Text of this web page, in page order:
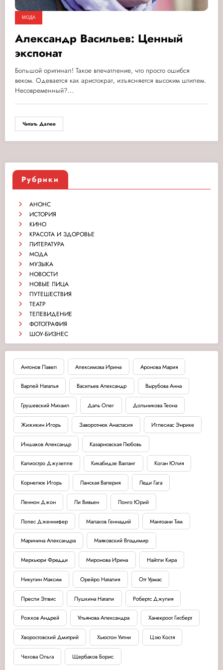
МОДА
Александр Васильев: Ценный
экспонат
Большой оригинал! Такое впечатление, что просто ошибся
веком. Одевается как аристократ, изъясняется высоким штилем.
Несовременный?…
Читать Далее
Рубрики
АНОНС
ИСТОРИЯ
КИНО
КРАСОТА И ЗДОРОВЬЕ
ЛИТЕРАТУРА
МОДА
МУЗЫКА
НОВОСТИ
НОВЫЕ ЛИЦА
ПУТЕШЕСТВИЯ
ТЕАТР
ТЕЛЕВИДЕНИЕ
ФОТОГРАФИЯ
ШОУ-БИЗНЕС
Антонов Павел Апексимова Ирина Аронова Мария
Варлей Наталья Васильев Александр Вырубова Анна
Грушевский Михаил Даль Олег Дольникова Теона
Жижикин Игорь Заворотнюк Анастасия Иглесиас Энрике
Иншаков Александр Казарновская Любовь
Калиостро Джузеппе Кикабидзе Вахтанг Коган Юлия
Корнелюк Игорь Ланская Валерия Леди Гага
Леннон Джон Ли Вивьен Лонго Юрий
Лопес Дженнифер Малахов Геннадий Мантоани Тим
Маринина Александра Маяковский Владимир
Меркьюри Фредди Миронова Ирина Найтли Кира
Никулин Максим Орейро Наталия Отт Урмас
Пресли Элвис Пушкина Натали Робертс Джулия
Рожков Андрей Ульянова Александра Ханекроот Гисберт
Хворостовский Дмитрий Хьюстон Уитни Цзю Костя
Чехова Ольга Щербаков Борис